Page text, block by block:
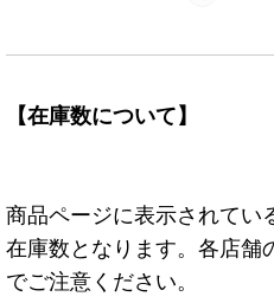
【在庫数について】
商品ページに表示されてい
在庫数となります。各店舗
でご注意ください。